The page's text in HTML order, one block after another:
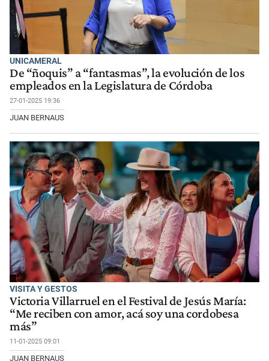
UNICAMERAL
De “ñoquis” a “fantasmas”, la evolución de los
empleados en la Legislatura de Córdoba
27-01-2025 19:36
JUAN BERNAUS
VISITA Y GESTOS
Victoria Villarruel en el Festival de Jesús María:
“Me reciben con amor, acá soy una cordobesa
más”
11-01-2025 09:01
JUAN BERNAUS